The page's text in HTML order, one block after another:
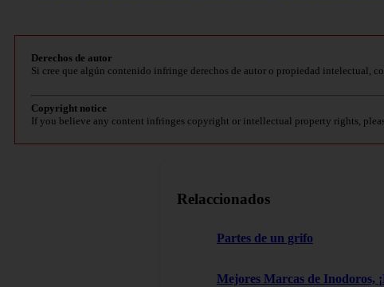
Derechos de autor
Si cree que algún contenido infringe derechos de autor o propiedad intelectual,
Copyright notice
If you believe any content infringes copyright or intellectual property rights,
Relaccionados
Partes de un grifo
Mejores Marcas de Inodoros,